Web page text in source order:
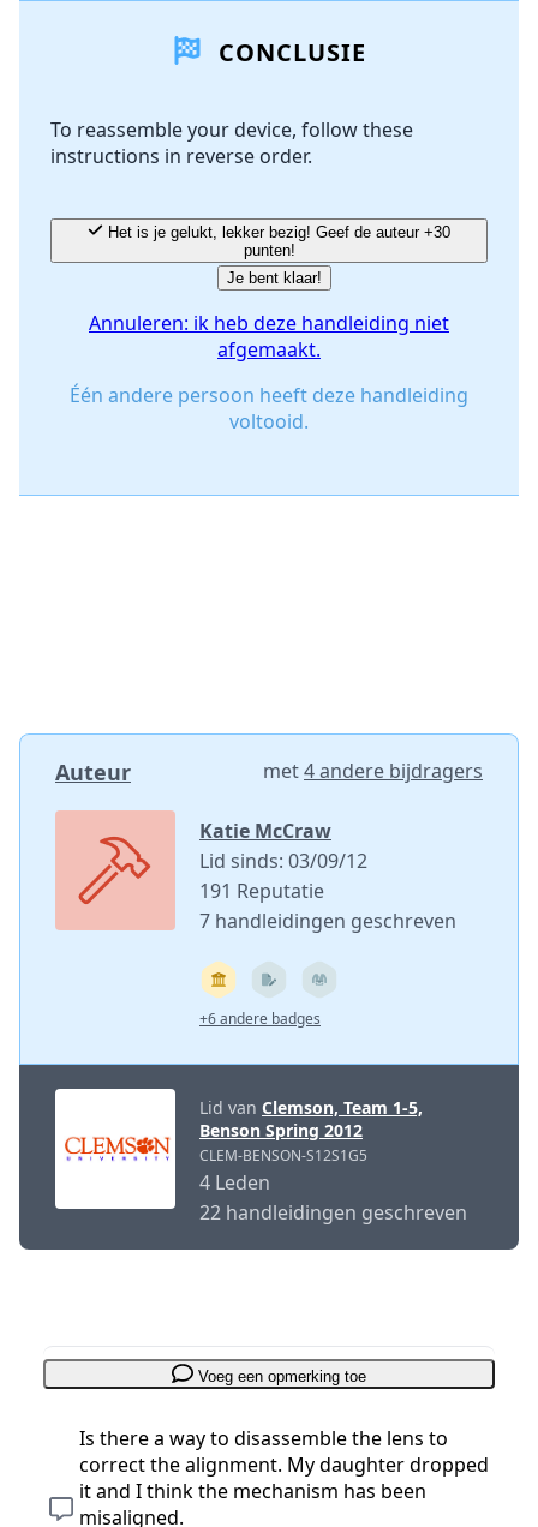
Voeg opmerking toe
Annuleren
CONCLUSIE
To reassemble your device, follow these
instructions in reverse order.
punten!
Je bent klaar!
Annuleren: ik heb deze handleiding niet
afgemaakt.
Één andere persoon heeft deze handleiding
voltooid.
Auteur met4 andere bijdragers
Katie McCraw
Lid sinds: 03/09/12
191 Reputatie
7 handleidingen geschreven
+6 andere badges
Lid van Clemson, Team 1-5,
Benson Spring 2012
CLEM-BENSON-S12S1G5
4 Leden
22 handleidingen geschreven
Voeg een opmerking toe
Is there a way to disassemble the lens to
correct the alignment. My daughter dropped
it and I think the mechanism has been
misaligned.